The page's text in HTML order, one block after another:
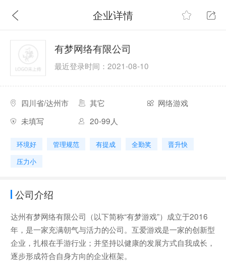
企业详情
有梦网络有限公司
最近登录时间：2021-08-10
四川省/达州市 其它
网络游戏
未填写
20-99人
环境好 管理规范 有提成 全勤奖
晋升快
压力小
公司介绍
达州有梦网络有限公司（以下简称“有梦游戏”）成立于2016
年，是一家充满朝气与活力的公司。互爱游戏是一家的创新型
企业，扎根在手游行业；并坚持以健康的发展方式自我成长，
逐步形成符合自身方向的企业框架。